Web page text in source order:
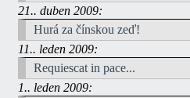
21.. duben 2009:
Hurá za čínskou zeď!
11.. leden 2009:
Requiescat in pace...
1.. leden 2009: